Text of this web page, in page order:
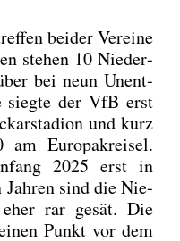
bei­der Ver­ei­ne
ste­hen 10 Nie­der­
bei neun Unent­
sieg­te der VfB erst
und kurz
Euro­pa­k­rei­sel.
2025 erst in
Jah­ren sind die Nie­
rar gesät. Die
Punkt vor dem